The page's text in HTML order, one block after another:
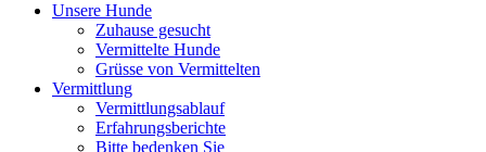
Unsere Hunde
Zuhause gesucht
Vermittelte Hunde
Grüsse von Vermittelten
Vermittlung
Vermittlungsablauf
Erfahrungsberichte
Bitte bedenken Sie